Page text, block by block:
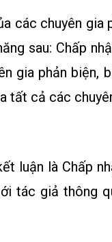
các chuyên
sau: Chấp
gia phản
tất cả các
luận là Chấp
tác giả thông